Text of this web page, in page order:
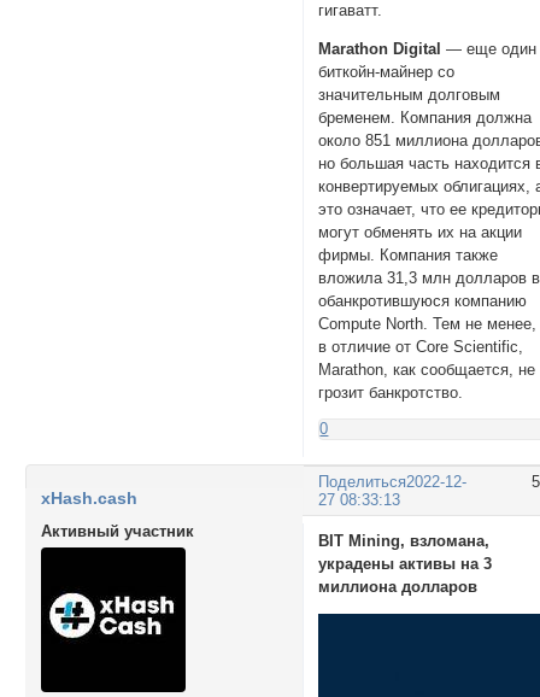
гигаватт.
Marathon Digital — еще один
биткойн-майнер со
значительным долговым
бременем. Компания должна
около 851 миллиона
но большая часть находится
конвертируемых облигациях,
это означает, что ее
могут обменять их на акции
фирмы. Компания также
вложила 31,3 млн долларов в
обанкротившуюся компанию
Compute North. Тем не менее,
в отличие от Core Scientific,
Marathon, как сообщается, не
грозит банкротство.
0
Поделиться2022-12-
27 08:33:13
xHash.cash
Активный участник
BIT Mining, взломана,
украдены активы на 3
миллиона долларов